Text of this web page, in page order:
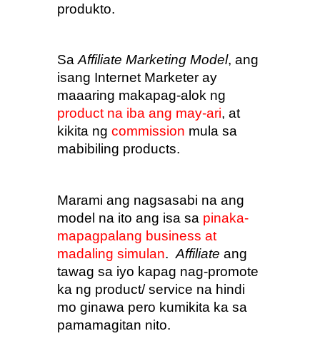
produkto.
Sa Affiliate Marketing Model, ang
isang Internet Marketer ay
product na iba ang may-ari, at
kikita ng commission mula sa
mabibiling products.
Marami ang nagsasabi na ang
model na ito ang isa sa pinaka-
mapagpalang business at
madaling simulan. Affiliate ang
tawag sa iyo kapag nag-promote
ka ng product/ service na hindi
mo ginawa pero kumikita ka sa
pamamagitan nito.